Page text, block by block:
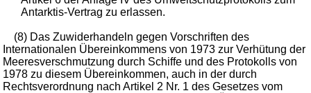
Antarktis-Vertrag zu erlassen.
(8) Das Zuwiderhandeln gegen Vorschriften des
Internationalen Übereinkommens von 1973 zur Verhütung der
Meeresverschmutzung durch Schiffe und des Protokolls von
1978 zu diesem Übereinkommen, auch in der durch
Rechtsverordnung nach Artikel 2 Nr. 1 des Gesetzes vom